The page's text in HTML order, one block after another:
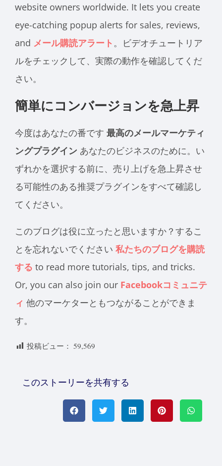
website owners worldwide. It lets you create
eye-catching popup alerts for sales, reviews,
and メール購読アラート 。ビデオチュートリア
ルをチェックして、実際の動作を確認してくだ
さい。
簡単にコンバージョンを急上昇
今度はあなたの番です 最高のメールマーケティ
ングプラグイン あなたのビジネスのために。い
ずれかを選択する前に、売り上げを急上昇させ
る可能性のある推奨プラグインをすべて確認し
てください。
このブログは役に立ったと思いますか？するこ
とを忘れないでください 私たちのブログを購読
する to read more tutorials, tips, and tricks.
Or, you can also join our Facebookコミュニテ
ィ 他のマーケターともつながることができま
す。
投稿ビュー： 59,569
このストーリーを共有する